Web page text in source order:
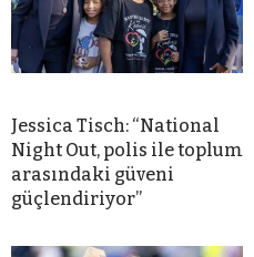
Jessica Tisch: “National
Night Out, polis ile toplum
arasındaki güveni
güçlendiriyor”